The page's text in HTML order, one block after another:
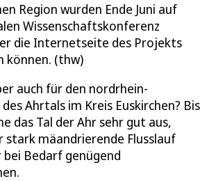
Region wurden Ende Juni auf
Wissenschaftskonferenz
die Internetseite des Projekts
können. (thw)
auch für den nordrhein-
Ahrtals im Kreis Euskirchen? Bis
das Tal der Ahr sehr gut aus,
stark mäandrierende Flusslauf
bei Bedarf genügend